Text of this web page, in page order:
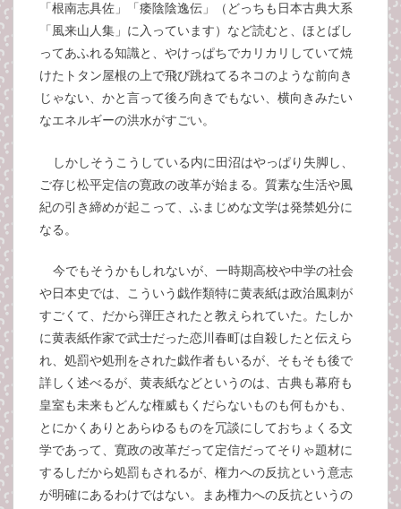
「根南志具佐」「痿陰陰逸伝」（どっちも日本古典大系
「風来山人集」に入っています）など読むと、ほとばし
ってあふれる知識と、やけっぱちでカリカリしていて焼
けたトタン屋根の上で飛び跳ねてるネコのような前向き
じゃない、かと言って後ろ向きでもない、横向きみたい
なエネルギーの洪水がすごい。
しかしそうこうしている内に田沼はやっぱり失脚し、
ご存じ松平定信の寛政の改革が始まる。質素な生活や風
紀の引き締めが起こって、ふまじめな文学は発禁処分に
なる。
今でもそうかもしれないが、一時期高校や中学の社会
や日本史では、こういう戯作類特に黄表紙は政治風刺が
すごくて、だから弾圧されたと教えられていた。たしか
に黄表紙作家で武士だった恋川春町は自殺したと伝えら
れ、処罰や処刑をされた戯作者もいるが、そもそも後で
詳しく述べるが、黄表紙などというのは、古典も幕府も
皇室も未来もどんな権威もくだらないものも何もかも、
とにかくありとあらゆるものを冗談にしておちょくる文
学であって、寛政の改革だって定信だってそりゃ題材に
するしだから処罰もされるが、権力への反抗という意志
が明確にあるわけではない。まあ権力への反抗というの